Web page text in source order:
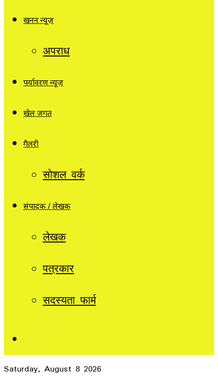
खनन न्यूज़
अपराध
पर्यावरण न्यूज़
खेल जगत
गैलरी
सोशल वर्क
संपादक / लेखक
लेखक
पत्रकार
सदस्यता फार्म
Saturday, August 8 2026